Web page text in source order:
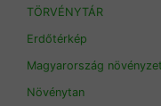
TÖRVÉNYTÁR
Erdőtérkép
Magyarország
Növénytan